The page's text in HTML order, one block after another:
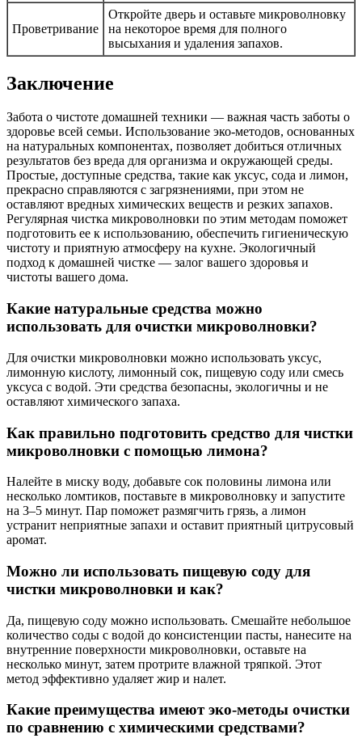
Проветривание
Откройте дверь и оставьте микроволновку
на некоторое время для полного
высыхания и удаления запахов.
Заключение
Забота о чистоте домашней техники — важная часть заботы о
здоровье всей семьи. Использование эко-методов, основанных
на натуральных компонентах, позволяет добиться отличных
результатов без вреда для организма и окружающей среды.
Простые, доступные средства, такие как уксус, сода и лимон,
прекрасно справляются с загрязнениями, при этом не
оставляют вредных химических веществ и резких запахов.
Регулярная чистка микроволновки по этим методам поможет
подготовить ее к использованию, обеспечить гигиеническую
чистоту и приятную атмосферу на кухне. Экологичный
подход к домашней чистке — залог вашего здоровья и
чистоты вашего дома.
Какие натуральные средства можно
использовать для очистки микроволновки?
Для очистки микроволновки можно использовать уксус,
лимонную кислоту, лимонный сок, пищевую соду или смесь
уксуса с водой. Эти средства безопасны, экологичны и не
оставляют химического запаха.
Как правильно подготовить средство для чистки
микроволновки с помощью лимона?
Налейте в миску воду, добавьте сок половины лимона или
несколько ломтиков, поставьте в микроволновку и запустите
на 3–5 минут. Пар поможет размягчить грязь, а лимон
устранит неприятные запахи и оставит приятный цитрусовый
аромат.
Можно ли использовать пищевую соду для
чистки микроволновки и как?
Да, пищевую соду можно использовать. Смешайте небольшое
количество соды с водой до консистенции пасты, нанесите на
внутренние поверхности микроволновки, оставьте на
несколько минут, затем протрите влажной тряпкой. Этот
метод эффективно удаляет жир и налет.
Какие преимущества имеют эко-методы очистки
по сравнению с химическими средствами?